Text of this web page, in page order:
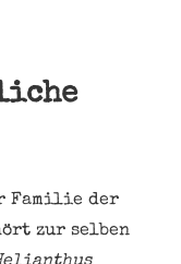
Familie der
zur selben